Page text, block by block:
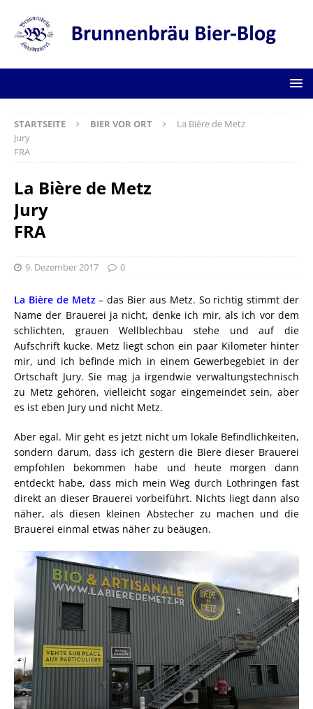
STARTSEITE BIER VOR ORT
La Bière de Metz
Jury
FRA
La Bière de Metz
Jury
FRA
9. Dezember 2017 0
La Bière de Metz– das Bier aus Metz. So richtig stimmt der
Name der Brauerei ja nicht, denke ich mir, als ich vor dem
schlichten, grauen Wellblechbau stehe und auf die
Aufschrift kucke. Metz liegt schon ein paar Kilometer hinter
mir, und ich befinde mich in einem Gewerbegebiet in der
Ortschaft Jury. Sie mag ja irgendwie verwaltungstechnisch
zu Metz gehören, vielleicht sogar eingemeindet sein, aber
es ist eben Jury und nicht Metz.
Aber egal. Mir geht es jetzt nicht um lokale Befindlichkeiten,
sondern darum, dass ich gestern die Biere dieser Brauerei
empfohlen bekommen habe und heute morgen dann
entdeckt habe, dass mich mein Weg durch Lothringen fast
direkt an dieser Brauerei vorbeiführt. Nichts liegt dann also
näher, als diesen kleinen Abstecher zu machen und die
Brauerei einmal etwas näher zu beäugen.